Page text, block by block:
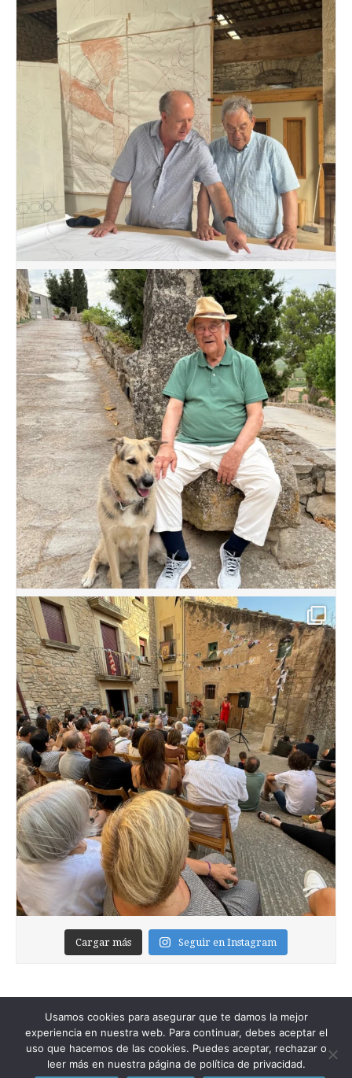
Cargar más Seguir en Instagram
Copyright © 2026 Foixblog . All Rights Reserved.
Usamos cookies para asegurar que te damos la mejor
experiencia en nuestra web. Para continuar, debes aceptar el
uso que hacemos de las cookies. Puedes aceptar, rechazar o
leer más en nuestra página de política de privacidad.